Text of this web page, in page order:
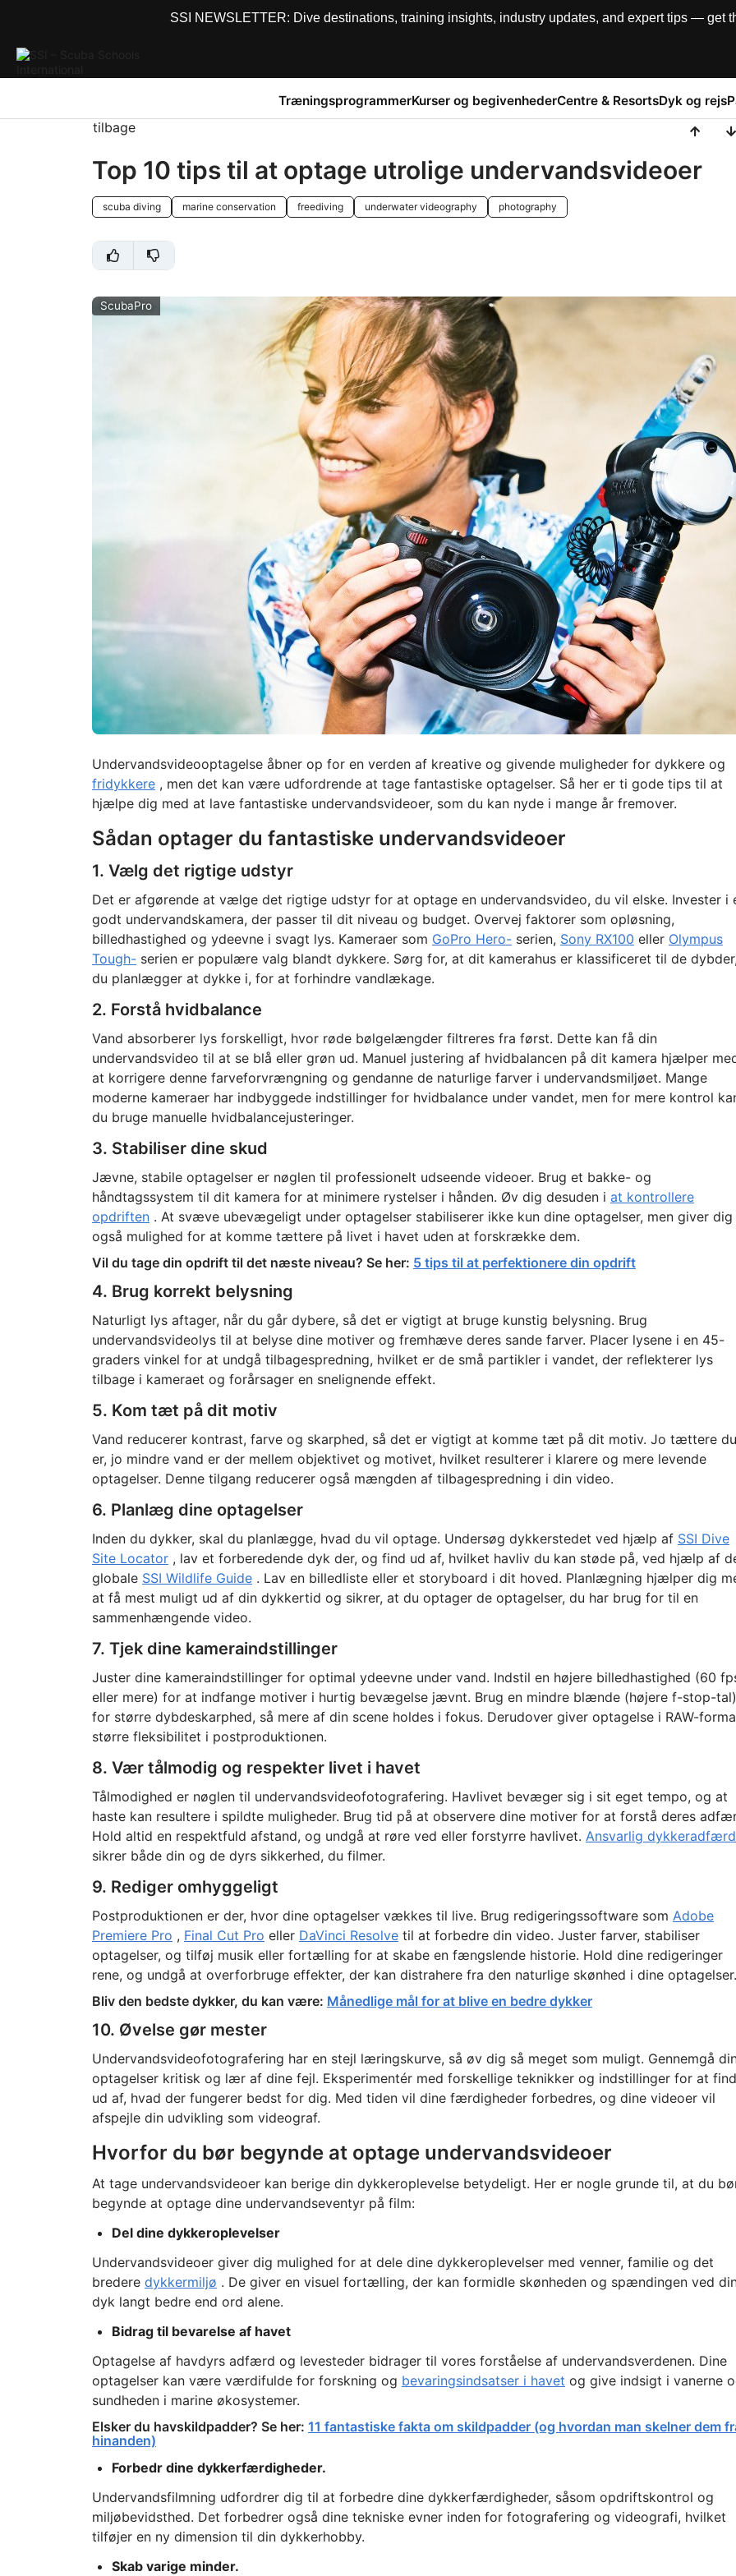
SSI NEWSLETTER: Dive destinations, training insights, industry updates, and expert tips — get
TræningsprogrammerKurser og begivenhederCentre & ResortsDyk og rejs
tilbage
Top 10 tips til at optage utrolige undervandsvideoer
scuba diving marine conservation freediving underwater videography photography
ScubaPro
Undervandsvideooptagelse åbner op for en verden af kreative og givende muligheder for dykkere og
fridykkere, men det kan være udfordrende at tage fantastiske optagelser. Så her er ti gode tips til at
hjælpe dig med at lave fantastiske undervandsvideoer, som du kan nyde i mange år fremover.
Sådan optager du fantastiske undervandsvideoer
1. Vælg det rigtige udstyr
Det er afgørende at vælge det rigtige udstyr for at optage en undervandsvideo, du vil elske. Invester i
godt undervandskamera, der passer til dit niveau og budget. Overvej faktorer som opløsning,
billedhastighed og ydeevne i svagt lys. Kameraer som GoPro Hero-serien, Sony RX100 eller Olympus
Tough-serien er populære valg blandt dykkere. Sørg for, at dit kamerahus er klassificeret til de dybder,
du planlægger at dykke i, for at forhindre vandlækage.
2. Forstå hvidbalance
Vand absorberer lys forskelligt, hvor røde bølgelængder filtreres fra først. Dette kan få din
undervandsvideo til at se blå eller grøn ud. Manuel justering af hvidbalancen på dit kamera hjælper
at korrigere denne farveforvrængning og gendanne de naturlige farver i undervandsmiljøet. Mange
moderne kameraer har indbyggede indstillinger for hvidbalance under vandet, men for mere kontrol
du bruge manuelle hvidbalancejusteringer.
3. Stabiliser dine skud
Jævne, stabile optagelser er nøglen til professionelt udseende videoer. Brug et bakke- og
håndtagssystem til dit kamera for at minimere rystelser i hånden. Øv dig desuden i at kontrollere
opdriften. At svæve ubevægeligt under optagelser stabiliserer ikke kun dine optagelser, men giver dig
også mulighed for at komme tættere på livet i havet uden at forskrække dem.
Vil du tage din opdrift til det næste niveau? Se her: 5 tips til at perfektionere din opdrift
4. Brug korrekt belysning
Naturligt lys aftager, når du går dybere, så det er vigtigt at bruge kunstig belysning. Brug
undervandsvideolys til at belyse dine motiver og fremhæve deres sande farver. Placer lysene i en 45-
graders vinkel for at undgå tilbagespredning, hvilket er de små partikler i vandet, der reflekterer lys
tilbage i kameraet og forårsager en snelignende effekt.
5. Kom tæt på dit motiv
Vand reducerer kontrast, farve og skarphed, så det er vigtigt at komme tæt på dit motiv. Jo tættere du
er, jo mindre vand er der mellem objektivet og motivet, hvilket resulterer i klarere og mere levende
optagelser. Denne tilgang reducerer også mængden af tilbagespredning i din video.
6. Planlæg dine optagelser
Inden du dykker, skal du planlægge, hvad du vil optage. Undersøg dykkerstedet ved hjælp af SSI Dive
Site Locator, lav et forberedende dyk der, og find ud af, hvilket havliv du kan støde på, ved hjælp af
globale SSI Wildlife Guide. Lav en billedliste eller et storyboard i dit hoved. Planlægning hjælper dig
at få mest muligt ud af din dykkertid og sikrer, at du optager de optagelser, du har brug for til en
sammenhængende video.
7. Tjek dine kameraindstillinger
Juster dine kameraindstillinger for optimal ydeevne under vand. Indstil en højere billedhastighed (60
eller mere) for at indfange motiver i hurtig bevægelse jævnt. Brug en mindre blænde (højere f-stop-tal)
for større dybdeskarphed, så mere af din scene holdes i fokus. Derudover giver optagelse i RAW-
større fleksibilitet i postproduktionen.
8. Vær tålmodig og respekter livet i havet
Tålmodighed er nøglen til undervandsvideofotografering. Havlivet bevæger sig i sit eget tempo, og at
haste kan resultere i spildte muligheder. Brug tid på at observere dine motiver for at forstå deres
Hold altid en respektfuld afstand, og undgå at røre ved eller forstyrre havlivet. Ansvarlig dykkeradfærd
sikrer både din og de dyrs sikkerhed, du filmer.
9. Rediger omhyggeligt
Postproduktionen er der, hvor dine optagelser vækkes til live. Brug redigeringssoftware som Adobe
Premiere Pro , Final Cut Pro eller DaVinci Resolvetil at forbedre din video. Juster farver, stabiliser
optagelser, og tilføj musik eller fortælling for at skabe en fængslende historie. Hold dine redigeringer
rene, og undgå at overforbruge effekter, der kan distrahere fra den naturlige skønhed i dine optagelser.
Bliv den bedste dykker, du kan være: Månedlige mål for at blive en bedre dykker
10. Øvelse gør mester
Undervandsvideofotografering har en stejl læringskurve, så øv dig så meget som muligt. Gennemgå
optagelser kritisk og lær af dine fejl. Eksperimentér med forskellige teknikker og indstillinger for at
ud af, hvad der fungerer bedst for dig. Med tiden vil dine færdigheder forbedres, og dine videoer vil
afspejle din udvikling som videograf.
Hvorfor du bør begynde at optage undervandsvideoer
At tage undervandsvideoer kan berige din dykkeroplevelse betydeligt. Her er nogle grunde til, at du
begynde at optage dine undervandseventyr på film:
Del dine dykkeroplevelser
Undervandsvideoer giver dig mulighed for at dele dine dykkeroplevelser med venner, familie og det
bredere dykkermiljø . De giver en visuel fortælling, der kan formidle skønheden og spændingen ved
dyk langt bedre end ord alene.
Bidrag til bevarelse af havet
Optagelse af havdyrs adfærd og levesteder bidrager til vores forståelse af undervandsverdenen. Dine
optagelser kan være værdifulde for forskning og bevaringsindsatser i havet og give indsigt i vanerne
sundheden i marine økosystemer.
Elsker du havskildpadder? Se her: 11 fantastiske fakta om skildpadder (og hvordan man skelner dem
hinanden)
Forbedr dine dykkerfærdigheder.
Undervandsfilmning udfordrer dig til at forbedre dine dykkerfærdigheder, såsom opdriftskontrol og
miljøbevidsthed. Det forbedrer også dine tekniske evner inden for fotografering og videografi, hvilket
tilføjer en ny dimension til din dykkerhobby.
Skab varige minder.